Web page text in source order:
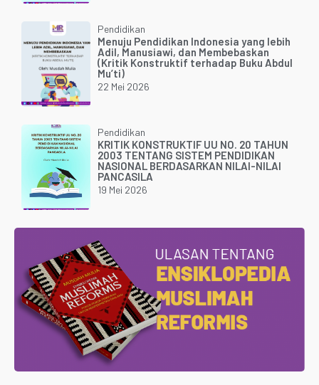
Pendidikan
Menuju Pendidikan Indonesia yang lebih
Adil, Manusiawi, dan Membebaskan
(Kritik Konstruktif terhadap Buku Abdul
Mu’ti)
22 Mei 2026
Pendidikan
KRITIK KONSTRUKTIF UU NO. 20 TAHUN
2003 TENTANG SISTEM PENDIDIKAN
NASIONAL BERDASARKAN NILAI-NILAI
PANCASILA
19 Mei 2026